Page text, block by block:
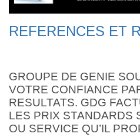
REFERENCES ET
GROUPE DE GENIE
VOTRE CONFIANCE
RESULTATS. GDG
LES PRIX STANDARDS
OU SERVICE QU’IL